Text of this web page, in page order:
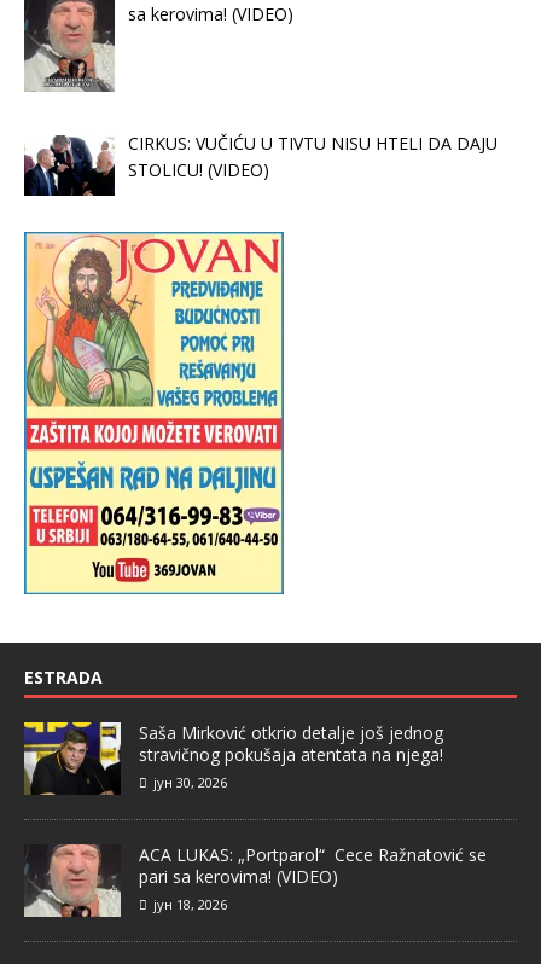
sa kerovima! (VIDEO)
CIRKUS: VUČIĆU U TIVTU NISU HTELI DA DAJU
STOLICU! (VIDEO)
ESTRADA
Saša Mirković otkrio detalje još jednog
stravičnog pokušaja atentata na njega!
јун 30, 2026
ACA LUKAS: „Portparol“ Cece Ražnatović se
pari sa kerovima! (VIDEO)
јун 18, 2026